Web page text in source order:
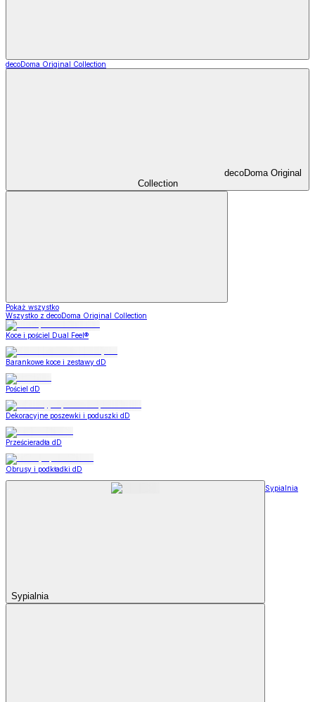
decoDoma Original Collection
decoDoma Original
Collection
Pokaż wszystko
Wszystko z decoDoma Original Collection
Koce i pościel Dual Feel®
Barankowe koce i zestawy dD
Pościel dD
Dekoracyjne poszewki i poduszki dD
Prześcieradła dD
Obrusy i podkładki dD
Sypialnia
Sypialnia